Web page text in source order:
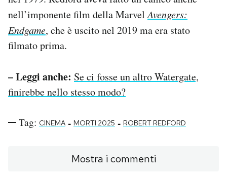
nell’imponente film della MarvelAvengers:
Endgame, che è uscito nel 2019 ma era stato
filmato prima.
– Leggi anche: Se ci fosse un altro Watergate,
finirebbe nello stesso modo?
Tag: CINEMA - MORTI 2025 - ROBERT REDFORD
Mostra i commenti